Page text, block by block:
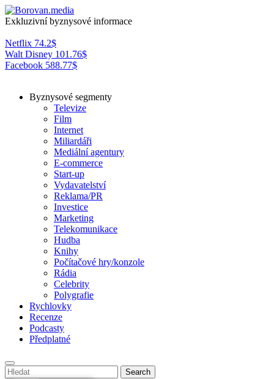
Exkluzivní byznysové informace
Netflix 74.2$
Walt Disney 101.76$
Facebook 588.77$
Byznysové segmenty
Televize
Film
Internet
Miliardáři
Mediální agentury
E-commerce
Start-up
Vydavatelství
Reklama/PR
Investice
Marketing
Telekomunikace
Hudba
Knihy
Počítačové hry/konzole
Rádia
Celebrity
Polygrafie
Rychlovky
Recenze
Podcasty
Předplatné